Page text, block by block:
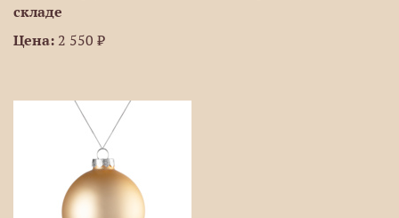
складе
Цена: 2 550 ₽